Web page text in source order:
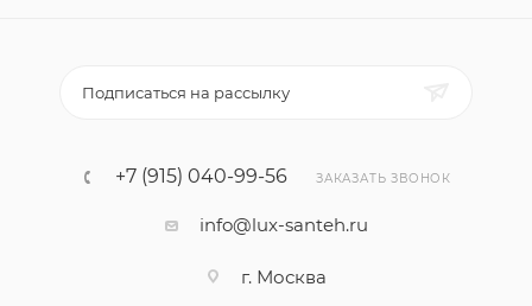
Подписаться на рассылку
+7 (915) 040-99-56 ЗАКАЗАТЬ ЗВОНОК
info@lux-santeh.ru
г. Москва